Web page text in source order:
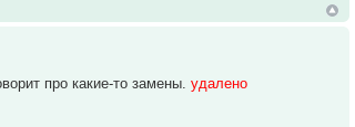
про какие-то замены.удалено